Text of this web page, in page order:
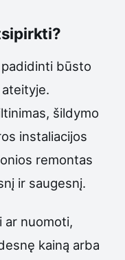
būsto
šildymo
instaliacijos
remontas
ir saugesnį.
ar nuomoti,
kainą arba